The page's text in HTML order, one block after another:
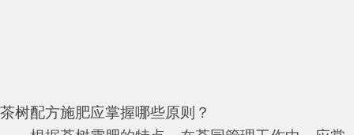
茶树配方施肥应掌握哪些原则？